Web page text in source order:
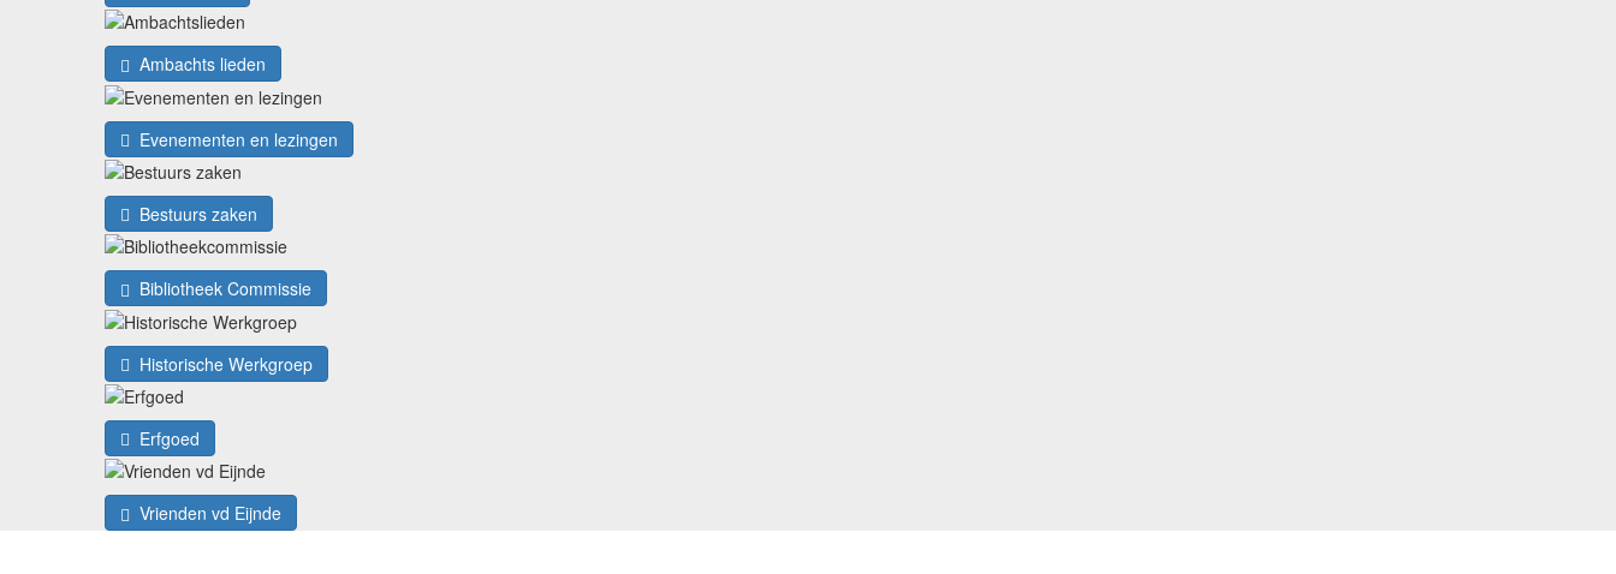
Ambachts lieden
Evenementen en lezingen
Bestuurs zaken
Bibliotheek Commissie
Historische Werkgroep
Erfgoed
Vrienden vd Eijnde